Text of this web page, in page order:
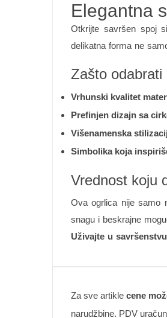
Elegantna
Otkrijte savršen spoj
delikatna forma ne
Zašto odabrati
Vrhunski kvalitet
Prefinjen dizajn sa
Višenamenska
Simbolika koja
Vrednost koju
Ova ogrlica nije samo
snagu i beskrajne
Uživajte u
Za sve artikle cene
narudžbine. PDV